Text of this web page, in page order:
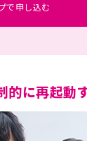
で申し込む
に再起動